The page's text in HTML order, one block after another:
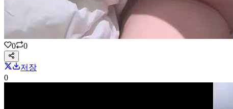
0 0
저장
0